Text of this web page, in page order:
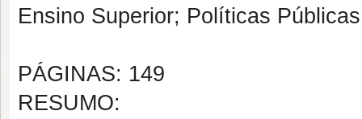
Ensino Superior; Políticas
PÁGINAS: 149
RESUMO: